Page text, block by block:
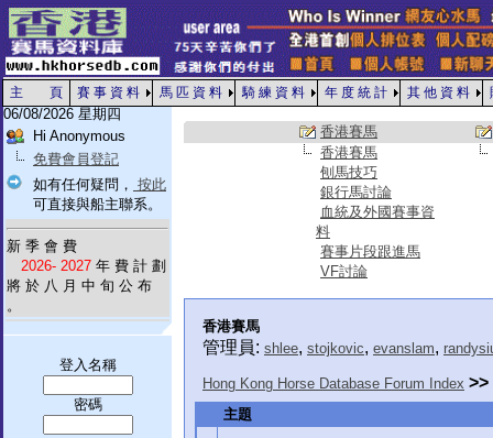
主 頁 賽 事 資 料 馬 匹 資 料 騎 練 資 料 年 度 統 計 其 他 資 料
06/08/2026 星期四
Hi Anonymous
免費會員登記
如有任何疑問， 按此
可直接與船主聯系。
新 季 會 費
2026- 2027 年 費 計 劃
將 於 八 月 中 旬 公 布
。
登入名稱
密碼
香港賽馬
香港賽馬
刨馬技巧
銀行馬討論
血統及外國賽事資
料
賽事片段跟進馬
VF討論
香港賽馬
管理員: shlee, stojkovic, evanslam,
Hong Kong Horse Database Forum Index >>
主題